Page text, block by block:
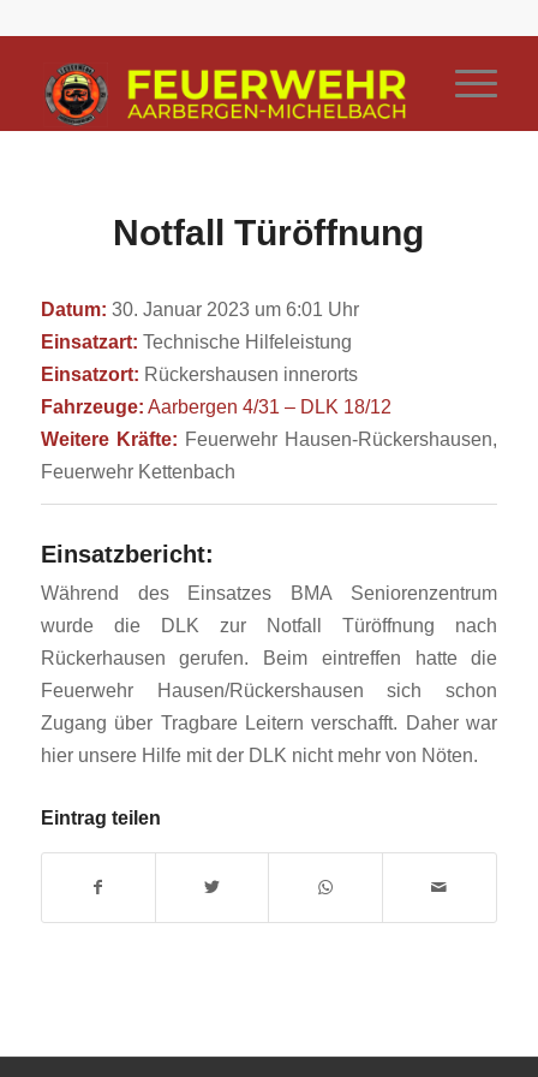
Notfall Türöffnung
Datum: 30. Januar 2023 um 6:01 Uhr
Einsatzart: Technische Hilfeleistung
Einsatzort: Rückershausen innerorts
Fahrzeuge: Aarbergen 4/31 – DLK 18/12
Weitere Kräfte: Feuerwehr Hausen-Rückershausen,
Feuerwehr Kettenbach
Einsatzbericht:
Während des Einsatzes BMA Seniorenzentrum
wurde die DLK zur Notfall Türöffnung nach
Rückerhausen gerufen. Beim eintreffen hatte die
Feuerwehr Hausen/Rückershausen sich schon
Zugang über Tragbare Leitern verschafft. Daher war
hier unsere Hilfe mit der DLK nicht mehr von Nöten.
Eintrag teilen